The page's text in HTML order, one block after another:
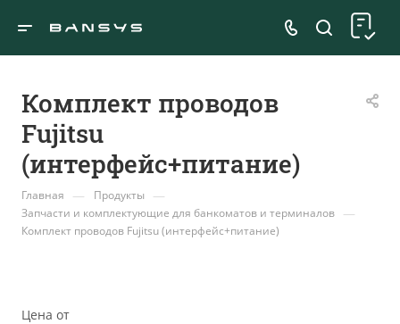
Комплект проводов
Fujitsu
(интерфейс+питание)
Главная — Продукты —
Запчасти и комплектующие для банкоматов и терминалов —
Комплект проводов Fujitsu (интерфейс+питание)
Цена от